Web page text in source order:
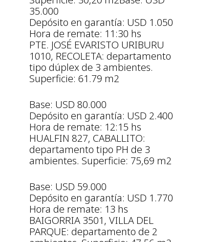
35.000
Depósito en garantía: USD 1.050
Hora de remate: 11:30 hs
PTE. JOSÉ EVARISTO URIBURU
1010, RECOLETA: departamento
tipo dúplex de 3 ambientes.
Superficie: 61.79 m2
Base: USD 80.000
Depósito en garantía: USD 2.400
Hora de remate: 12:15 hs
HUALFIN 827, CABALLITO:
departamento tipo PH de 3
ambientes. Superficie: 75,69 m2
Base: USD 59.000
Depósito en garantía: USD 1.770
Hora de remate: 13 hs
BAIGORRIA 3501, VILLA DEL
PARQUE: departamento de 2